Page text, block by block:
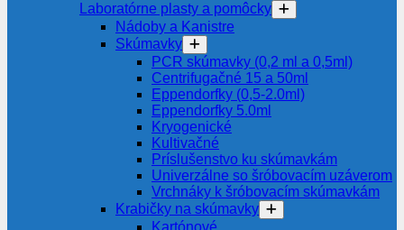
Laboratórne plasty a pomôcky
Nádoby a Kanistre
Skúmavky
PCR skúmavky (0,2 ml a 0,5ml)
Centrifugačné 15 a 50ml
Eppendorfky (0,5-2.0ml)
Eppendorfky 5.0ml
Kryogenické
Kultivačné
Príslušenstvo ku skúmavkám
Univerzálne so šróbovacím uzáverom
Vrchnáky k šróbovacím skúmavkám
Krabičky na skúmavky
Kartónové